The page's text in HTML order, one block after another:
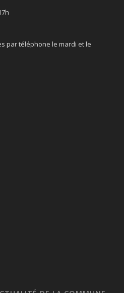
par téléphone le mardi et le